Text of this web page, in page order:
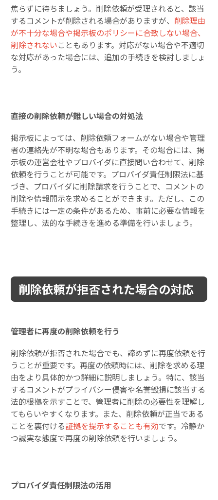
焦らずに待ちましょう。削除依頼が受理されると、該当
するコメントが削除される場合がありますが、 削除理由
が不十分な場合や掲示板のポリシーに合致しない場合、
削除されないこともあります。対応がない場合や不適切
な対応があった場合には、追加の手続きを検討しましょ
う。
直接の削除依頼が難しい場合の対処法
掲示板によっては、削除依頼フォームがない場合や管理
者の連絡先が不明な場合もあります。その場合には、掲
示板の運営会社やプロバイダに直接問い合わせて、削除
依頼を行うことが可能です。プロバイダ責任制限法に基
づき、プロバイダに削除請求を行うことで、コメントの
削除や情報開示を求めることができます。ただし、この
手続きには一定の条件があるため、事前に必要な情報を
整理し、法的な手続きを進める準備を行いましょう。
削除依頼が拒否された場合の対応
管理者に再度の削除依頼を行う
削除依頼が拒否された場合でも、諦めずに再度依頼を行
うことが重要です。再度の依頼時には、削除を求める理
由をより具体的かつ詳細に説明しましょう。特に、該当
するコメントがプライバシー侵害や名誉毀損に該当する
法的根拠を示すことで、管理者に削除の必要性を理解し
てもらいやすくなります。また、削除依頼が正当である
ことを裏付ける証拠を提示することも有効です。冷静か
つ誠実な態度で再度の削除依頼を行いましょう。
プロバイダ責任制限法の活用